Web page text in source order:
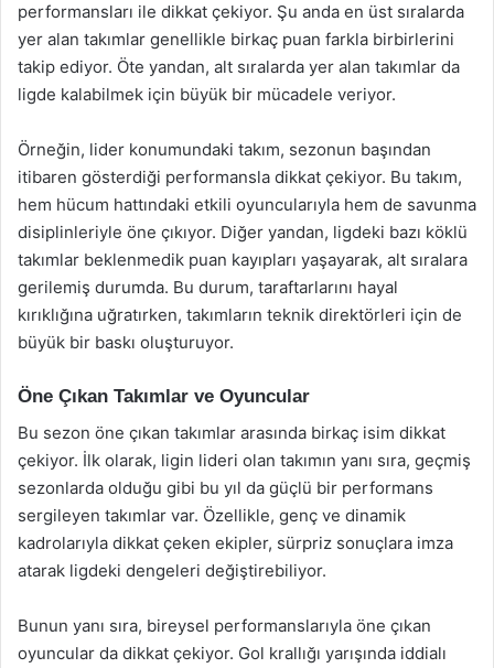
performansları ile dikkat çekiyor. Şu anda en üst sıralarda
yer alan takımlar genellikle birkaç puan farkla birbirlerini
takip ediyor. Öte yandan, alt sıralarda yer alan takımlar da
ligde kalabilmek için büyük bir mücadele veriyor.
Örneğin, lider konumundaki takım, sezonun başından
itibaren gösterdiği performansla dikkat çekiyor. Bu takım,
hem hücum hattındaki etkili oyuncularıyla hem de savunma
disiplinleriyle öne çıkıyor. Diğer yandan, ligdeki bazı köklü
takımlar beklenmedik puan kayıpları yaşayarak, alt sıralara
gerilemiş durumda. Bu durum, taraftarlarını hayal
kırıklığına uğratırken, takımların teknik direktörleri için de
büyük bir baskı oluşturuyor.
Öne Çıkan Takımlar ve Oyuncular
Bu sezon öne çıkan takımlar arasında birkaç isim dikkat
çekiyor. İlk olarak, ligin lideri olan takımın yanı sıra, geçmiş
sezonlarda olduğu gibi bu yıl da güçlü bir performans
sergileyen takımlar var. Özellikle, genç ve dinamik
kadrolarıyla dikkat çeken ekipler, sürpriz sonuçlara imza
atarak ligdeki dengeleri değiştirebiliyor.
Bunun yanı sıra, bireysel performanslarıyla öne çıkan
oyuncular da dikkat çekiyor. Gol krallığı yarışında iddialı